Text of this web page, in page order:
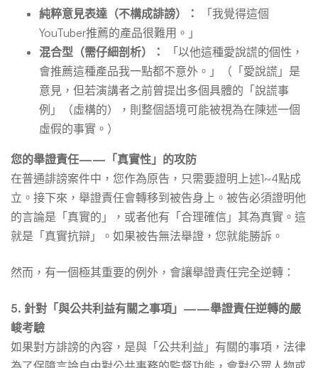
純粹意見表達（不構成誹謗）：
「我覺得這個
YouTuber推薦的產品很難用。」
混合型（需仔細剖析）：
「以他這種愛說謊的個性，
會推薦這種產品我一點都不意外。」（「愛說謊」是
意見，但若演講者之前曾提出多個具體的「說謊事
例」（虛構的），則整個語境可能被視為在陳述一個
虛假的事實。）
您的舉證責任——「真實性」的攻防
在普通誹謗案件中，您作為原告，只需要證明上述1~4點成
立。接下來，舉證責任會轉移到被告身上。被告必須證明他
的言論是「真實的」，或者他有「合理確信」其為真實。這
就是「真實抗辯」。如果被告無法舉證，您就能勝訴。
然而，有一個極其重要的例外，會讓舉證責任完全逆轉：
5. 針對「與公共利益有關之事項」——舉證責任逆轉的嚴
峻考驗
如果對方誹謗的內容，是與「公共利益」有關的事項，法律